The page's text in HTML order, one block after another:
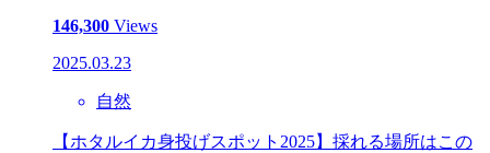
146,300 Views
2025.03.23
自然
【ホタルイカ身投げスポット2025】採れる場所はこの